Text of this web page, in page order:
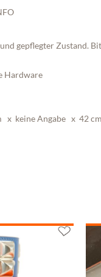
gepflegter Zustand.
Hardware
x keine Angabe x 42 cm